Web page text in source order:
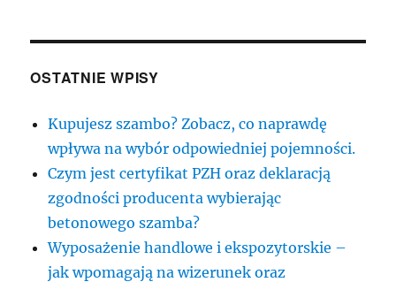
OSTATNIE WPISY
Kupujesz szambo? Zobacz, co naprawdę
wpływa na wybór odpowiedniej pojemności.
Czym jest certyfikat PZH oraz deklaracją
zgodności producenta wybierając
betonowego szamba?
Wyposażenie handlowe i ekspozytorskie –
jak wpomagają na wizerunek oraz